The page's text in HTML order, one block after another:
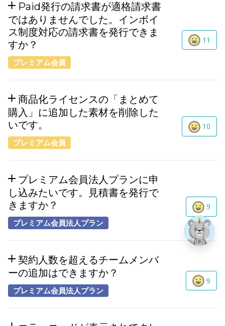
Paid発行の請求書が適格請求書
ではありませんでした。インボイ
ス制度対応の請求書を発行できま
すか？
プレミアム会員
11
商品化ライセンスの「まとめて
購入」に追加した素材を削除した
いです。
プレミアム会員
10
プレミアム会員法人プランに申
し込みたいです。見積書を発行で
きますか？
プレミアム会員法人プラン
9
契約人数を超えるチームメンバ
ーの追加はできますか？
プレミアム会員法人プラン
9